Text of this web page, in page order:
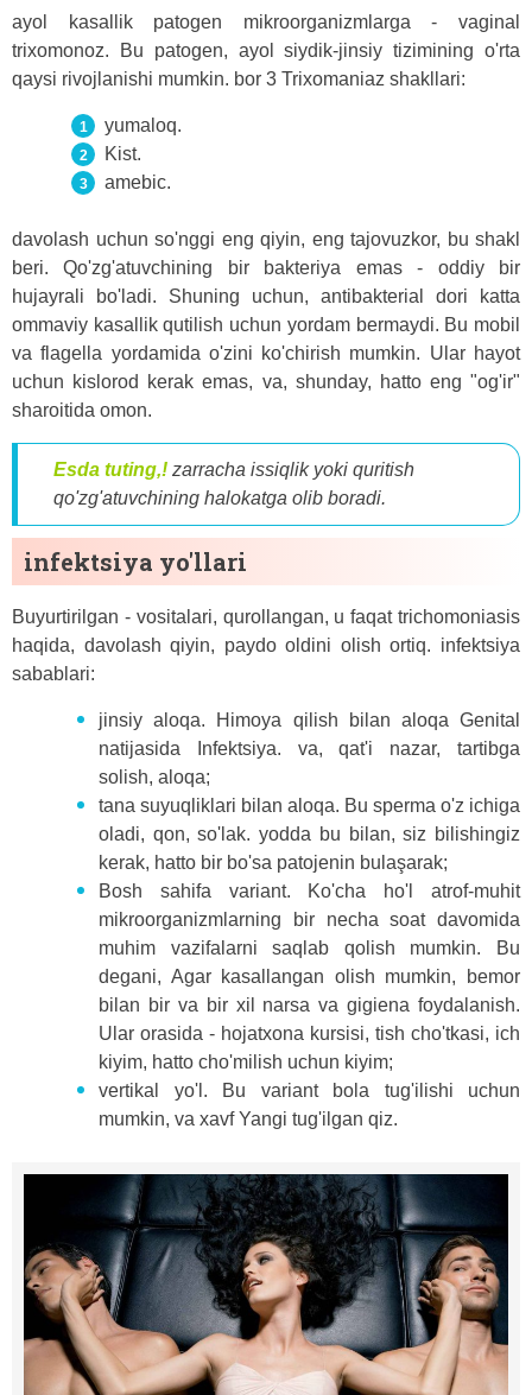
ayol kasallik patogen mikroorganizmlarga - vaginal
trixomonoz. Bu patogen, ayol siydik-jinsiy tizimining o'rta
qaysi rivojlanishi mumkin. bor 3 Trixomaniaz shakllari:
yumaloq.
Kist.
amebic.
davolash uchun so'nggi eng qiyin, eng tajovuzkor, bu shakl
beri. Qo'zg'atuvchining bir bakteriya emas - oddiy bir
hujayrali bo'ladi. Shuning uchun, antibakterial dori katta
ommaviy kasallik qutilish uchun yordam bermaydi. Bu mobil
va flagella yordamida o'zini ko'chirish mumkin. Ular hayot
uchun kislorod kerak emas, va, shunday, hatto eng "og'ir"
sharoitida omon.
Esda tuting,! zarracha issiqlik yoki quritish
qo'zg'atuvchining halokatga olib boradi.
infektsiya yo'llari
Buyurtirilgan - vositalari, qurollangan, u faqat trichomoniasis
haqida, davolash qiyin, paydo oldini olish ortiq. infektsiya
sabablari:
jinsiy aloqa. Himoya qilish bilan aloqa Genital
natijasida Infektsiya. va, qat'i nazar, tartibga
solish, aloqa;
tana suyuqliklari bilan aloqa. Bu sperma o'z ichiga
oladi, qon, so'lak. yodda bu bilan, siz bilishingiz
kerak, hatto bir bo'sa patojenin bulaşarak;
Bosh sahifa variant. Ko'cha ho'l atrof-muhit
mikroorganizmlarning bir necha soat davomida
muhim vazifalarni saqlab qolish mumkin. Bu
degani, Agar kasallangan olish mumkin, bemor
bilan bir va bir xil narsa va gigiena foydalanish.
Ular orasida - hojatxona kursisi, tish cho'tkasi, ich
kiyim, hatto cho'milish uchun kiyim;
vertikal yo'l. Bu variant bola tug'ilishi uchun
mumkin, va xavf Yangi tug'ilgan qiz.